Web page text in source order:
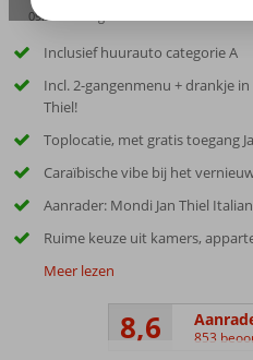
09:00
Inclusief huurauto categorie A
Incl. 2-gangenmenu + drankje
Thiel!
Toplocatie, met gratis toegang
Caraïbische vibe bij het
Aanrader: Mondi Jan Thiel
Ruime keuze uit kamers,
Meer lezen
8,6 853